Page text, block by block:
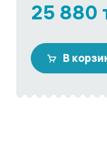
25 880
В